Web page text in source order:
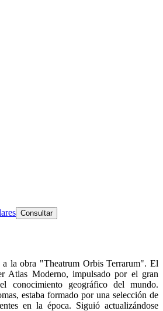
Consultar
a la obra "Theatrum Orbis Terrarum". El
Atlas Moderno, impulsado por el gran
conocimiento geográfico del mundo.
estaba formado por una selección de
en la época. Siguió actualizándose